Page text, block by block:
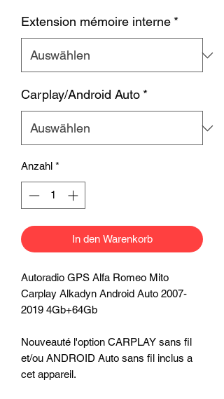
Extension mémoire interne *
Carplay/Android Auto *
Anzahl *
In den Warenkorb
Autoradio GPS Alfa Romeo Mito
Carplay Alkadyn Android Auto 2007-
2019 4Gb+64Gb
Nouveauté l'option CARPLAY sans fil
et/ou ANDROID Auto sans fil inclus a
cet appareil.